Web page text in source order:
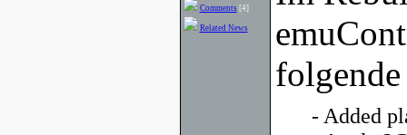
Comments [4]
Related News
- Added